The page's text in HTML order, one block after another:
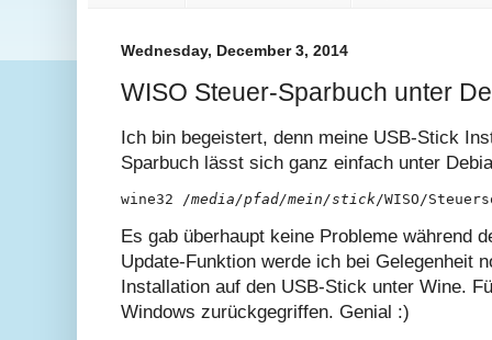
Wednesday, December 3, 2014
WISO Steuer-Sparbuch unter
Ich bin begeistert, denn meine USB-Stick
Sparbuch lässt sich ganz einfach unter
wine32 /media/pfad/mein/stick/WISO/
Es gab überhaupt keine Probleme während
Update-Funktion werde ich bei Gelegenheit
Installation auf den USB-Stick unter Wine.
Windows zurückgegriffen. Genial :)